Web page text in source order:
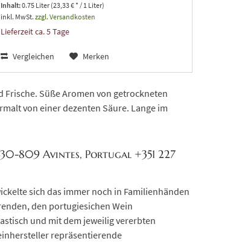
Inhalt:0.75 Liter (23,33 € * / 1 Liter)
inkl. MwSt. zzgl. Versandkosten
Lieferzeit ca. 5 Tage
Vergleichen Merken
Frische. Süße Aromen von getrockneten
von einer dezenten Säure. Lange im
809 Avintes, Portugal +351 227
sich das immer noch in Familienhänden
den portugiesichen Wein
und mit dem jeweilig vererbten
repräsentierende